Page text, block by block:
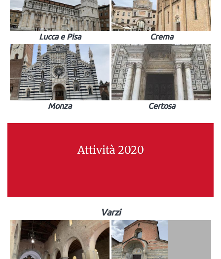
Lucca e Pisa Crema
Monza Certosa
Attività 2020
Varzi